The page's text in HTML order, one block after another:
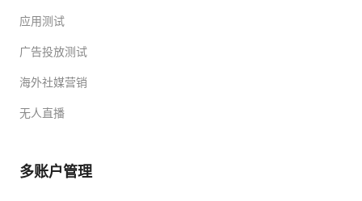
应用测试
广告投放测试
海外社媒营销
无人直播
多账户管理